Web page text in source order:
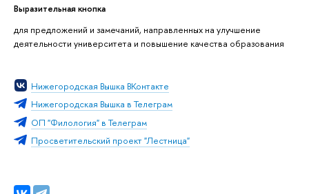
Выразительная кнопка
для предложений и замечаний, направленных на улучшение
деятельности университета и повышение качества образования
Нижегородская Вышка ВКонтакте
Нижегородская Вышка в Телеграм
ОП "Филология" в Телеграм
Просветительский проект "Лестница"